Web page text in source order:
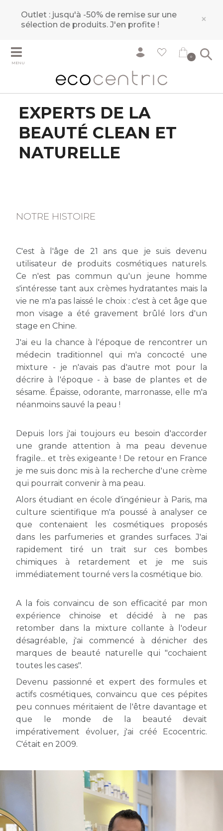
Outlet : jusqu'à -50% de remise sur une
sélection de produits.J'en profite ! ×
MENU
0
EXPERTS DE LA
BEAUTÉ CLEAN ET
NATURELLE
NOTRE HISTOIRE
C'est à l'âge de 21 ans que je suis devenu
utilisateur de produits cosmétiques naturels.
Ce n'est pas commun qu'un jeune homme
s'intéresse tant aux crèmes hydratantes mais la
vie ne m'a pas laissé le choix : c'est à cet âge que
mon visage a été gravement brûlé lors d'un
stage en Chine.
J'ai eu la chance à l'époque de rencontrer un
médecin traditionnel qui m'a concocté une
mixture - je n'avais pas d'autre mot pour la
décrire à l'époque - à base de plantes et de
sésame. Épaisse, odorante, marronasse, elle m'a
néanmoins sauvé la peau !
Depuis lors j'ai toujours eu besoin d'accorder
une grande attention à ma peau devenue
fragile... et très exigeante ! De retour en France
je me suis donc mis à la recherche d'une crème
qui pourrait convenir à ma peau.
Alors étudiant en école d'ingénieur à Paris, ma
culture scientifique m'a poussé à analyser ce
que contenaient les cosmétiques proposés
dans les parfumeries et grandes surfaces. J'ai
rapidement tiré un trait sur ces bombes
chimiques à retardement et je me suis
immédiatement tourné vers la cosmétique bio.
A la fois convaincu de son efficacité par mon
expérience chinoise et décidé à ne pas
retomber dans la mixture collante à l'odeur
désagréable, j'ai commencé à dénicher des
marques de beauté naturelle qui "cochaient
toutes les cases".
Devenu passionné et expert des formules et
actifs cosmétiques, convaincu que ces pépites
peu connues méritaient de l'être davantage et
que le monde de la beauté devait
impérativement évoluer, j'ai créé Ecocentric.
C'était en 2009.